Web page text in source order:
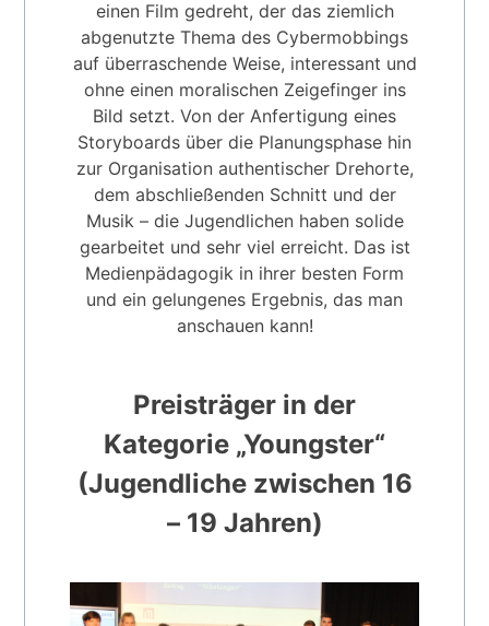
einen Film gedreht, der das ziemlich
abgenutzte Thema des Cybermobbings
auf überraschende Weise, interessant und
ohne einen moralischen Zeigefinger ins
Bild setzt. Von der Anfertigung eines
Storyboards über die Planungsphase hin
zur Organisation authentischer Drehorte,
dem abschließenden Schnitt und der
Musik – die Jugendlichen haben solide
gearbeitet und sehr viel erreicht. Das ist
Medienpädagogik in ihrer besten Form
und ein gelungenes Ergebnis, das man
anschauen kann!
Preisträger in der
Kategorie „Youngster“
(Jugendliche zwischen 16
– 19 Jahren)